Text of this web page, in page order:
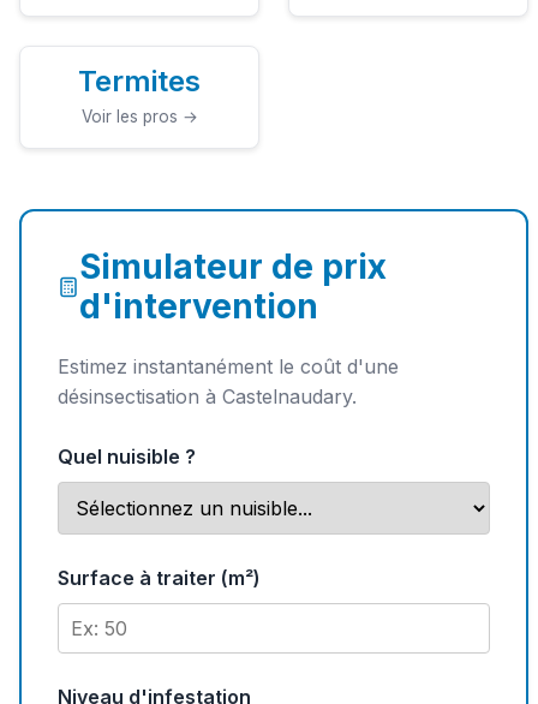
Termites
Voir les pros →
Simulateur de prix
d'intervention
Estimez instantanément le coût d'une
désinsectisation à Castelnaudary.
Quel nuisible ?
Surface à traiter (m²)
Niveau d'infestation